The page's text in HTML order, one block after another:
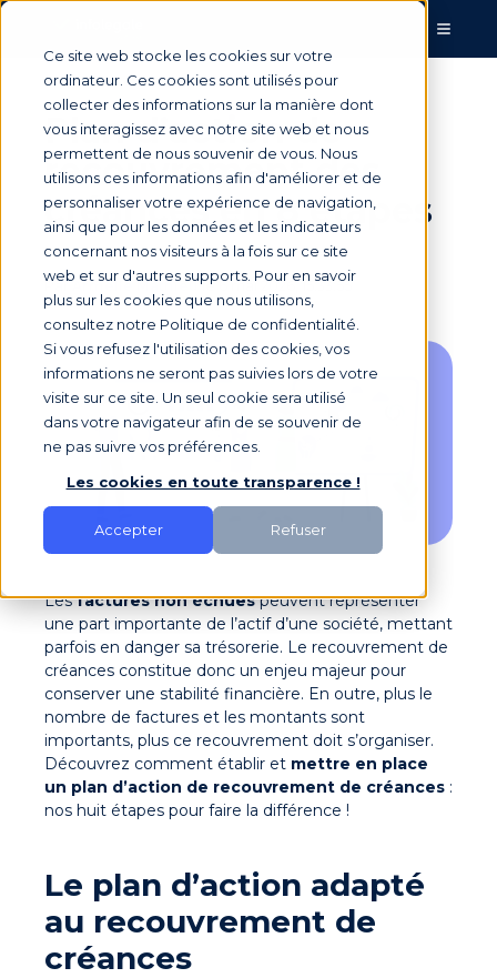
Ce site web stocke les cookies sur votre
ordinateur. Ces cookies sont utilisés pour
collecter des informations sur la manière dont
vous interagissez avec notre site web et nous
permettent de nous souvenir de vous. Nous
utilisons ces informations afin d'améliorer et de
personnaliser votre expérience de navigation,
ainsi que pour les données et les indicateurs
concernant nos visiteurs à la fois sur ce site
web et sur d'autres supports. Pour en savoir
plus sur les cookies que nous utilisons,
consultez notre Politique de confidentialité.
Si vous refusez l'utilisation des cookies, vos
informations ne seront pas suivies lors de votre
visite sur ce site. Un seul cookie sera utilisé
dans votre navigateur afin de se souvenir de
ne pas suivre vos préférences.
Les cookies en toute transparence !
Accepter Refuser
Plan d’action de
recouvrement des
créances en 8 étapes
ParArmelle Mathieule 6 mai 2026, 15:33:55
Lesfactures non échuespeuvent représenter
une part importante de l’actif d’une société, mettant
parfois en danger sa trésorerie. Le recouvrement de
créances constitue donc un enjeu majeur pour
conserver une stabilité financière. En outre, plus le
nombre de factures et les montants sont
importants, plus ce recouvrement doit s’organiser.
Découvrez comment établir et mettre en place
un plan d’action de recouvrement de créances :
nos huit étapes pour faire la différence !
Le plan d’action adapté
au recouvrement de
créances